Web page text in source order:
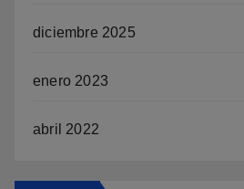
diciembre 2025
enero 2023
abril 2022